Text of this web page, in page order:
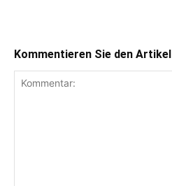
Kommentieren Sie den Artikel